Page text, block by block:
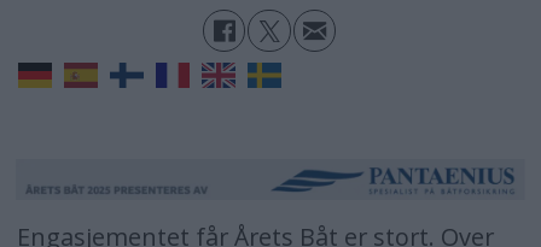
Engasjementet får Årets Båt er stort. Over